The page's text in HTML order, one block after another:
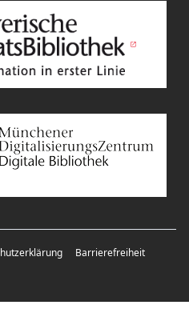
Barrierefreiheit